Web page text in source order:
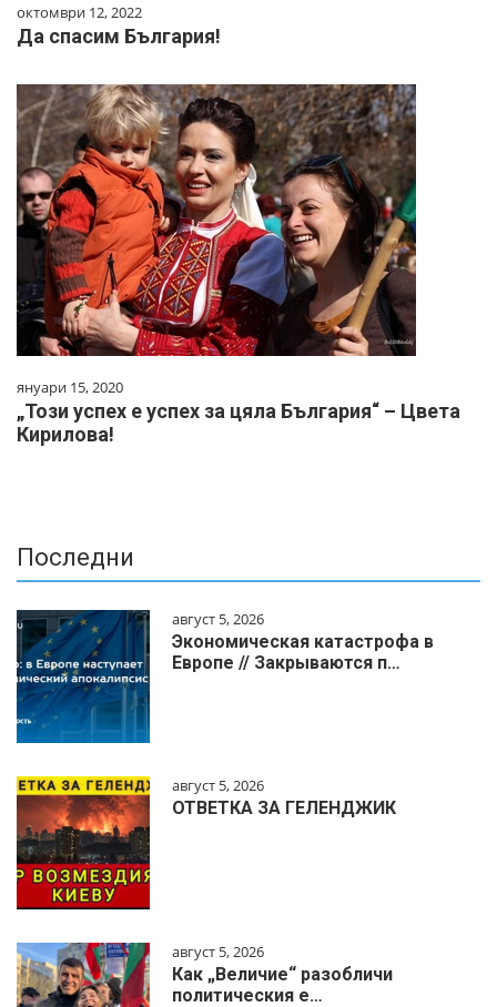
октомври 12, 2022
Да спасим България!
януари 15, 2020
„Този успех е успех за цяла България“ – Цвета
Кирилова!
Последни
август 5, 2026
Экономическая катастрофа в
Европе // Закрываются п…
август 5, 2026
ОТВЕТКА ЗА ГЕЛЕНДЖИК
август 5, 2026
Как „Величие“ разобличи
политическия е…